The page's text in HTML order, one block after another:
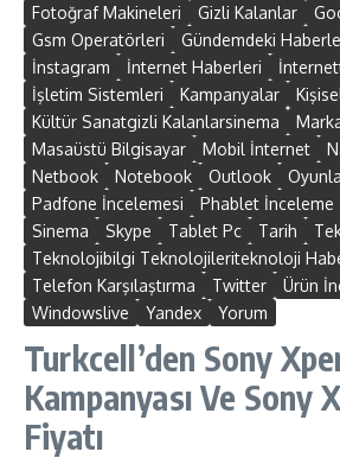
Fotoğraf Makineleri
Gizli Kalanlar
Gsm Operatörleri
Gündemdeki
İnstagram
İnternet Haberleri
İşletim Sistemleri
Kampanyalar
Kültür Sanatgizli Kalanlarsinema
Masaüstü Bilgisayar
Mobil İnternet
Netbook
Notebook Outlook
Padfone İncelemesi
Phablet İnceleme
Sinema
Skype Tablet Pc Tarih
Teknolojibilgi Teknolojileriteknoloji
Telefon Karşılaştırma
Twitter Ürün
Windowslive
Yandex Yorum
Turkcell’den Sony
Kampanyası Ve Sony
Fiyatı